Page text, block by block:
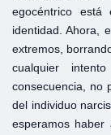
egocéntrico
identidad. Ahora,
extremos,
cualquier
consecuencia, no
del individuo
esperamos